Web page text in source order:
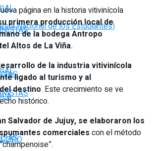
Nacional de los Estudiantes)
página en la historia vitivinícola
primera producción local de
de la bodega Antropo
Altos de La Viña.
de la industria vitivinícola
ligado al turismo y al
destino. Este crecimiento se ve
histórico.
Salvador de Jujuy, se elaboraron los
comerciales con el método